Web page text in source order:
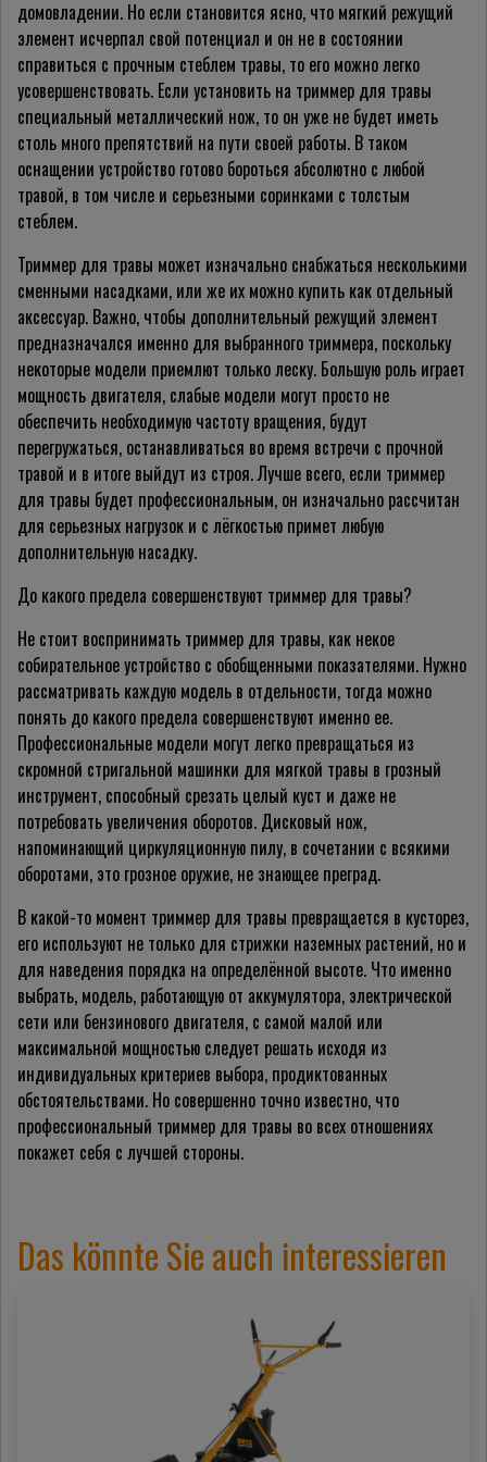
домовладении. Но если становится ясно, что мягкий режущий
элемент исчерпал свой потенциал и он не в состоянии
справиться с прочным стеблем травы, то его можно легко
усовершенствовать. Если установить на триммер для травы
специальный металлический нож, то он уже не будет иметь
столь много препятствий на пути своей работы. В таком
оснащении устройство готово бороться абсолютно с любой
травой, в том числе и серьезными соринками с толстым
стеблем.
Триммер для травы может изначально снабжаться несколькими
сменными насадками, или же их можно купить как отдельный
аксессуар. Важно, чтобы дополнительный режущий элемент
предназначался именно для выбранного триммера, поскольку
некоторые модели приемлют только леску. Большую роль играет
мощность двигателя, слабые модели могут просто не
обеспечить необходимую частоту вращения, будут
перегружаться, останавливаться во время встречи с прочной
травой и в итоге выйдут из строя. Лучше всего, если триммер
для травы будет профессиональным, он изначально рассчитан
для серьезных нагрузок и с лёгкостью примет любую
дополнительную насадку.
До какого предела совершенствуют триммер для травы?
Не стоит воспринимать триммер для травы, как некое
собирательное устройство с обобщенными показателями. Нужно
рассматривать каждую модель в отдельности, тогда можно
понять до какого предела совершенствуют именно ее.
Профессиональные модели могут легко превращаться из
скромной стригальной машинки для мягкой травы в грозный
инструмент, способный срезать целый куст и даже не
потребовать увеличения оборотов. Дисковый нож,
напоминающий циркуляционную пилу, в сочетании с всякими
оборотами, это грозное оружие, не знающее преград.
В какой-то момент триммер для травы превращается в кусторез,
его используют не только для стрижки наземных растений, но и
для наведения порядка на определённой высоте. Что именно
выбрать, модель, работающую от аккумулятора, электрической
сети или бензинового двигателя, с самой малой или
максимальной мощностью следует решать исходя из
индивидуальных критериев выбора, продиктованных
обстоятельствами. Но совершенно точно известно, что
профессиональный триммер для травы во всех отношениях
покажет себя с лучшей стороны.
Das könnte Sie auch interessieren